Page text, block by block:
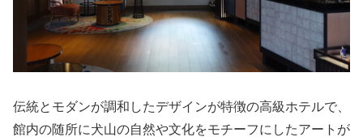
伝統とモダンが調和したデザインが特徴の高級ホテルで、
館内の随所に犬山の自然や文化をモチーフにしたアートが